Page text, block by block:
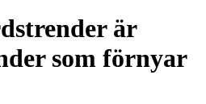
är
som förnyar